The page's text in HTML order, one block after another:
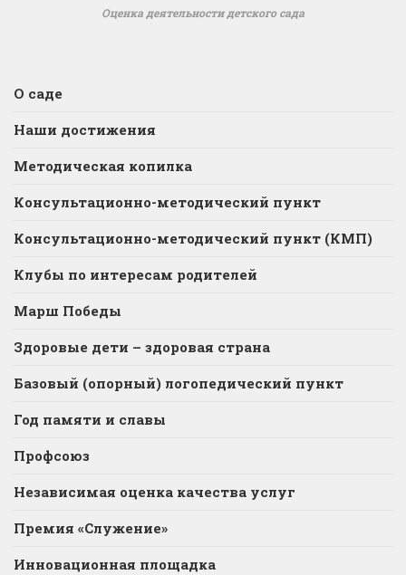
Оценка деятельности детского сада
О саде
Наши достижения
Методическая копилка
Консультационно-методический пункт
Консультационно-методический пункт (КМП)
Клубы по интересам родителей
Марш Победы
Здоровые дети – здоровая страна
Базовый (опорный) логопедический пункт
Год памяти и славы
Профсоюз
Независимая оценка качества услуг
Премия «Служение»
Инновационная площадка